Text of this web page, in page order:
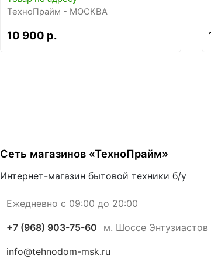
ТехноПрайм - МОСКВА
10 900 р.
Сеть магазинов «ТехноПрайм»
Интернет-магазин бытовой техники б/у
Ежедневно с 09:00 до 20:00
+7 (968) 903-75-60 м. Шоссе Энтузиастов
info@tehnodom-msk.ru